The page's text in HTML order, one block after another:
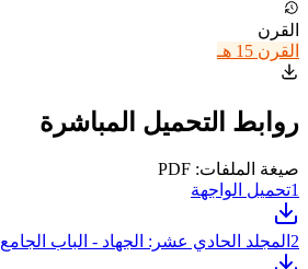
القرن
القرن 15 هـ
روابط التحميل المباشرة
صيغة الملفات: PDF
1تحميل الواجهة
2 المجلد الحادي عشر: الجهاد - الباب الجامع